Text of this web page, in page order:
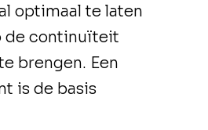
optimaal te laten
de continuïteit
brengen. Een
is de basis